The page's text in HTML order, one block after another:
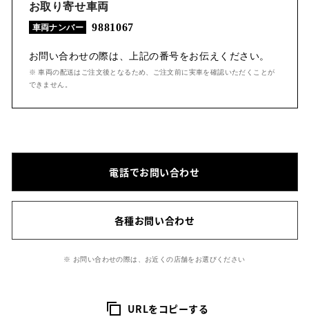
お取り寄せ車両
車両ナンバー 9881067
お問い合わせの際は、上記の番号をお伝えください。
※ 車両の配送はご注文後となるため、ご注文前に実車を確認いただくことが
できません。
電話でお問い合わせ
各種お問い合わせ
※ お問い合わせの際は、お近くの店舗をお選びください
URLをコピーする